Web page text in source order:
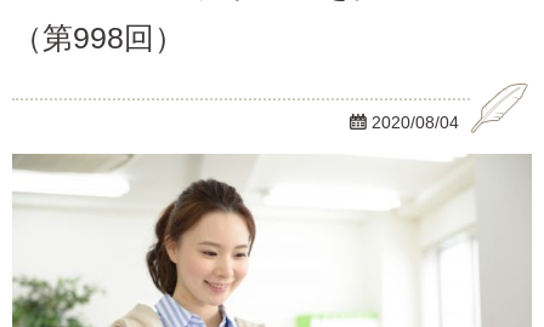
（第998回）
 2020/08/04